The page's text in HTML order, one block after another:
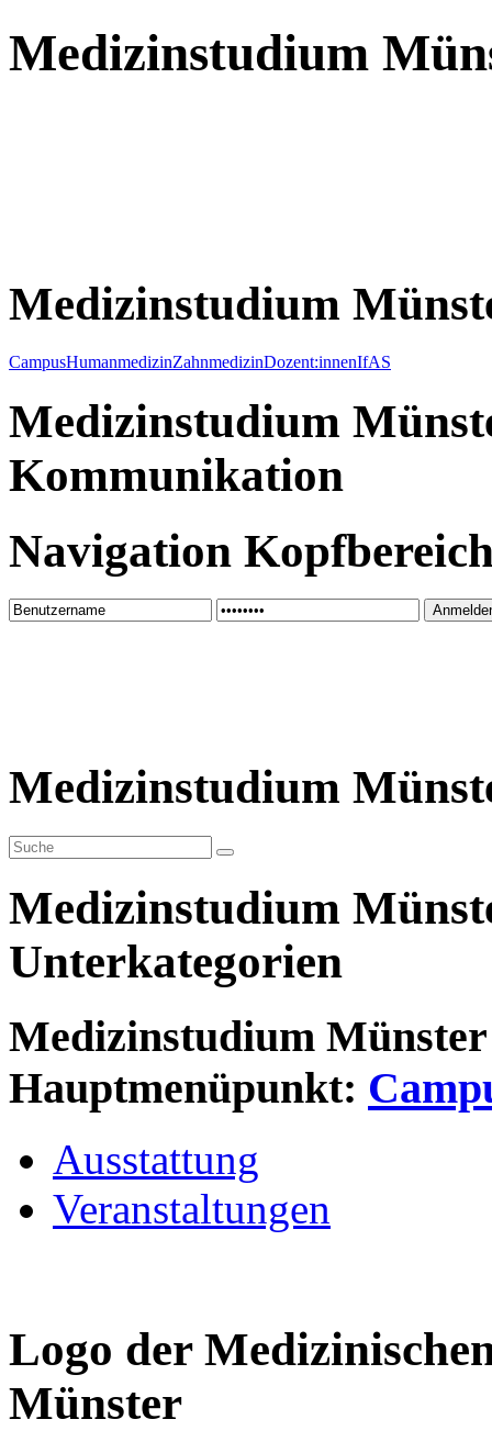
Medizinstudium
Medizinstudium
CampusHumanmedizinZahnmedizinDozent:innenIfAS
Medizinstudium
Kommunikation
Navigation
Medizinstudium
Medizinstudium
Unterkategorien
Medizinstudium
Hauptmenüpunkt:
Ausstattung
Veranstaltungen
Logo der
Münster